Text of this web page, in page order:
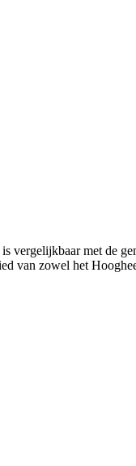
vergelijkbaar met de
van zowel het